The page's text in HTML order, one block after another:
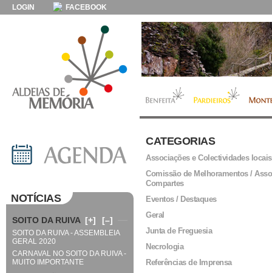
LOGIN FACEBOOK
CATEGORIAS
Associações e Colectividades locais
Comissão de Melhoramentos /
Compartes
Eventos / Destaques
Geral
Junta de Freguesia
Necrologia
Referências de Imprensa
NOTÍCIAS
SOITO DA RUIVA [+] [–]
SOITO DA RUIVA - ASSEMBLEIA
GERAL 2020
CARNAVAL NO SOITO DA RUIVA -
MUITO IMPORTANTE